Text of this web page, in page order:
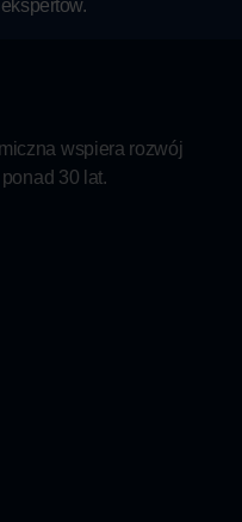
wspiera rozwój
30 lat.